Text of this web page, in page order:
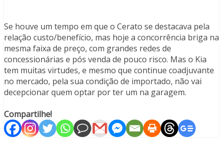
Se houve um tempo em que o Cerato se destacava pela
relação custo/benefício, mas hoje a concorrência briga na
mesma faixa de preço, com grandes redes de
concessionárias e pós venda de pouco risco. Mas o Kia
tem muitas virtudes, e mesmo que continue coadjuvante
no mercado, pela sua condição de importado, não vai
decepcionar quem optar por ter um na garagem.
Compartilhe!